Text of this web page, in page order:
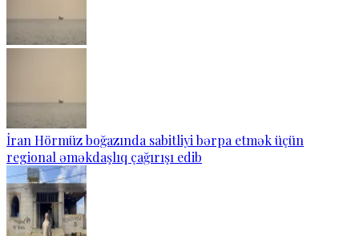
İran Hörmüz boğazında sabitliyi bərpa etmək üçün
regional əməkdaşlıq çağırışı edib